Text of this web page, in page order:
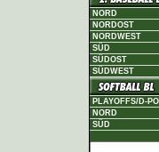
NORD
NORDOST
NORDWEST
SÜD
SÜDOST
SÜDWEST
PLAYOFFS/D-
NORD
SÜD